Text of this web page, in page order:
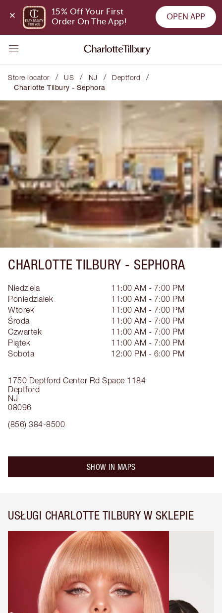
15% Off Your First
Order On The App!
OPEN APP
Store locator / US / NJ / Deptford /
Charlotte Tilbury - Sephora
CHARLOTTE TILBURY - SEPHORA
1750 Deptford Center Rd Space 1184
Deptford
NJ
08096
(856) 384-8500
Niedziela
11:00 AM - 7:00 PM
Poniedziałek
11:00 AM - 7:00 PM
Wtorek
11:00 AM - 7:00 PM
Środa
11:00 AM - 7:00 PM
Czwartek
11:00 AM - 7:00 PM
Piątek
11:00 AM - 7:00 PM
Sobota
12:00 PM - 6:00 PM
SHOW IN MAPS
USŁUGI CHARLOTTE TILBURY W SKLEPIE